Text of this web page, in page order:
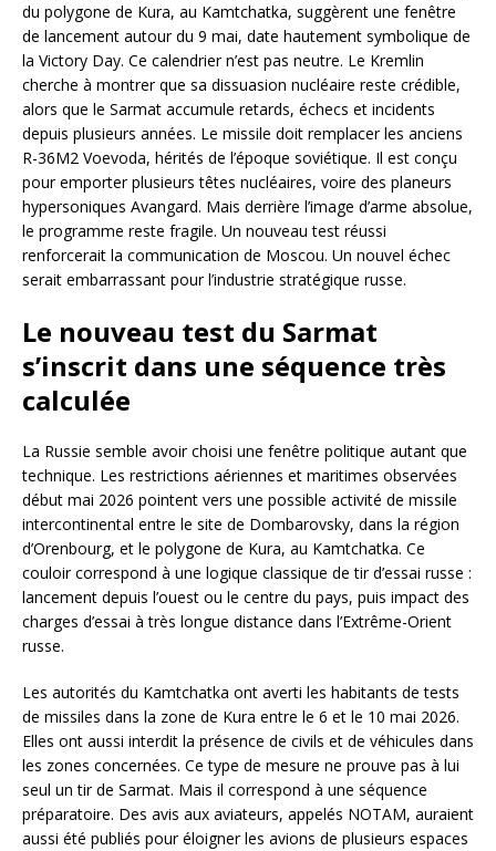
du polygone de Kura, au Kamtchatka, suggèrent une fenêtre
de lancement autour du 9 mai, date hautement symbolique de
la Victory Day. Ce calendrier n’est pas neutre. Le Kremlin
cherche à montrer que sa dissuasion nucléaire reste crédible,
alors que le Sarmat accumule retards, échecs et incidents
depuis plusieurs années. Le missile doit remplacer les anciens
R-36M2 Voevoda, hérités de l’époque soviétique. Il est conçu
pour emporter plusieurs têtes nucléaires, voire des planeurs
hypersoniques Avangard. Mais derrière l’image d’arme absolue,
le programme reste fragile. Un nouveau test réussi
renforcerait la communication de Moscou. Un nouvel échec
serait embarrassant pour l’industrie stratégique russe.
Le nouveau test du Sarmat
s’inscrit dans une séquence très
calculée
La Russie semble avoir choisi une fenêtre politique autant que
technique. Les restrictions aériennes et maritimes observées
début mai 2026 pointent vers une possible activité de missile
intercontinental entre le site de Dombarovsky, dans la région
d’Orenbourg, et le polygone de Kura, au Kamtchatka. Ce
couloir correspond à une logique classique de tir d’essai russe :
lancement depuis l’ouest ou le centre du pays, puis impact des
charges d’essai à très longue distance dans l’Extrême-Orient
russe.
Les autorités du Kamtchatka ont averti les habitants de tests
de missiles dans la zone de Kura entre le 6 et le 10 mai 2026.
Elles ont aussi interdit la présence de civils et de véhicules dans
les zones concernées. Ce type de mesure ne prouve pas à lui
seul un tir de Sarmat. Mais il correspond à une séquence
préparatoire. Des avis aux aviateurs, appelés NOTAM, auraient
aussi été publiés pour éloigner les avions de plusieurs espaces